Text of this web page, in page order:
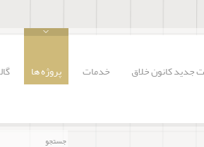
جدید کانون خلاق خدمات پروژه ها